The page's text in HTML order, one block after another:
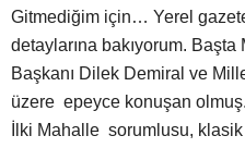
Gitmediğim için… Yerel
detaylarına bakıyorum.
Başkanı Dilek Demiral ve
üzere epeyce konuşan
İlki Mahalle sorumlusu, klasik